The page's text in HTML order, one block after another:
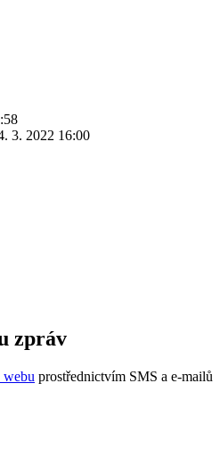
3. 2022 16:00
zpráv
webu prostřednictvím SMS a e-mailů